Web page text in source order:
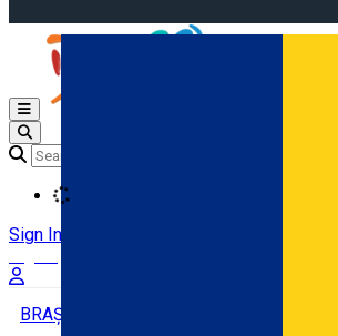
Open main menu
Sign In
BRAȘOV COUNTY